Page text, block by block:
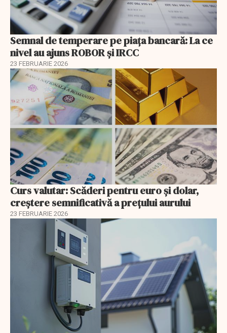
Semnal de temperare pe piața bancară: La ce
nivel au ajuns ROBOR şi IRCC
23 FEBRUARIE 2026
Curs valutar: Scăderi pentru euro și dolar,
creștere semnificativă a prețului aurului
23 FEBRUARIE 2026